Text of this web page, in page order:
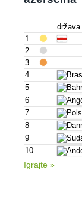
država
1
2
3
4
5
6
7
8
9
10
Igrajte »